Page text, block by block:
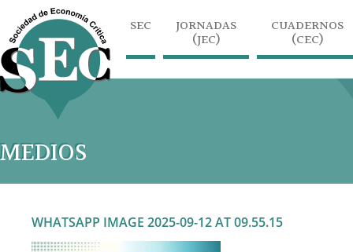
SEC JORNADAS
(JEC)
CUADERNOS
(CEC)
MEDIOS
WHATSAPP IMAGE 2025-09-12 AT 09.55.15